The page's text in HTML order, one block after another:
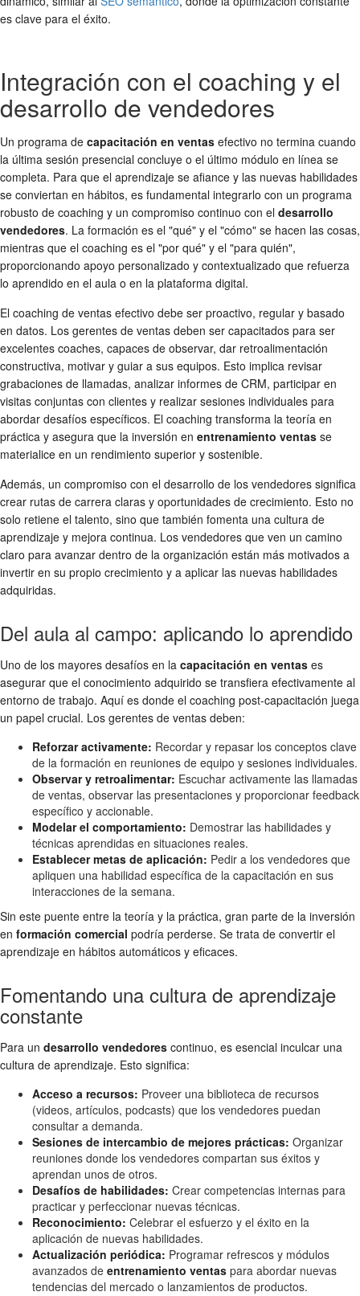
es clave para el éxito.
Integración con el coaching y el
desarrollo de vendedores
Un programa de capacitación en ventas efectivo no termina cuando
la última sesión presencial concluye o el último módulo en línea se
completa. Para que el aprendizaje se afiance y las nuevas habilidades
se conviertan en hábitos, es fundamental integrarlo con un programa
robusto de coaching y un compromiso continuo con el desarrollo
vendedores. La formación es el "qué" y el "cómo" se hacen las cosas,
mientras que el coaching es el "por qué" y el "para quién",
proporcionando apoyo personalizado y contextualizado que refuerza
lo aprendido en el aula o en la plataforma digital.
El coaching de ventas efectivo debe ser proactivo, regular y basado
en datos. Los gerentes de ventas deben ser capacitados para ser
excelentes coaches, capaces de observar, dar retroalimentación
constructiva, motivar y guiar a sus equipos. Esto implica revisar
grabaciones de llamadas, analizar informes de CRM, participar en
visitas conjuntas con clientes y realizar sesiones individuales para
abordar desafíos específicos. El coaching transforma la teoría en
práctica y asegura que la inversión en entrenamiento ventas se
materialice en un rendimiento superior y sostenible.
Además, un compromiso con el desarrollo de los vendedores significa
crear rutas de carrera claras y oportunidades de crecimiento. Esto no
solo retiene el talento, sino que también fomenta una cultura de
aprendizaje y mejora continua. Los vendedores que ven un camino
claro para avanzar dentro de la organización están más motivados a
invertir en su propio crecimiento y a aplicar las nuevas habilidades
adquiridas.
Del aula al campo: aplicando lo aprendido
Uno de los mayores desafíos en la capacitación en ventas es
asegurar que el conocimiento adquirido se transfiera efectivamente al
entorno de trabajo. Aquí es donde el coaching post-capacitación juega
un papel crucial. Los gerentes de ventas deben:
Reforzar activamente: Recordar y repasar los conceptos clave
de la formación en reuniones de equipo y sesiones individuales.
Observar y retroalimentar: Escuchar activamente las llamadas
de ventas, observar las presentaciones y proporcionar feedback
específico y accionable.
Modelar el comportamiento: Demostrar las habilidades y
técnicas aprendidas en situaciones reales.
Establecer metas de aplicación: Pedir a los vendedores que
apliquen una habilidad específica de la capacitación en sus
interacciones de la semana.
Sin este puente entre la teoría y la práctica, gran parte de la inversión
en formación comercial podría perderse. Se trata de convertir el
aprendizaje en hábitos automáticos y eficaces.
Fomentando una cultura de aprendizaje
constante
Para un desarrollo vendedores continuo, es esencial inculcar una
cultura de aprendizaje. Esto significa:
Acceso a recursos: Proveer una biblioteca de recursos
(videos, artículos, podcasts) que los vendedores puedan
consultar a demanda.
Sesiones de intercambio de mejores prácticas: Organizar
reuniones donde los vendedores compartan sus éxitos y
aprendan unos de otros.
Desafíos de habilidades: Crear competencias internas para
practicar y perfeccionar nuevas técnicas.
Reconocimiento: Celebrar el esfuerzo y el éxito en la
aplicación de nuevas habilidades.
Actualización periódica: Programar refrescos y módulos
avanzados de entrenamiento ventas para abordar nuevas
tendencias del mercado o lanzamientos de productos.